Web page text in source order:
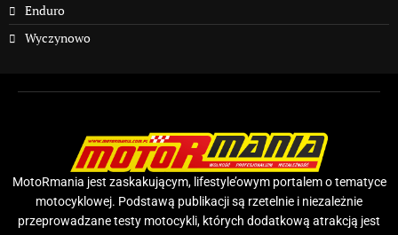
Enduro
Wyczynowo
MotoRmania jest zaskakującym, lifestyle’owym portalem o tematyce
motocyklowej. Podstawą publikacji są rzetelnie i niezależnie
przeprowadzane testy motocykli, których dodatkową atrakcją jest